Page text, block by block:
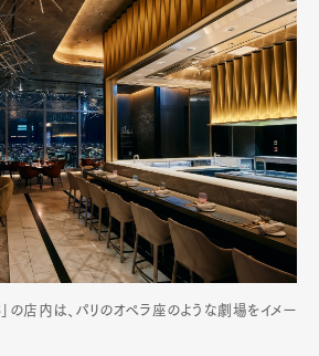
店内は、パリのオペラ座のような劇場をイメー